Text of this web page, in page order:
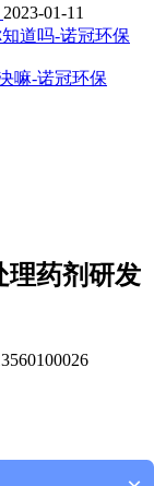
2023-01-11
道吗-诺冠环保
嘛-诺冠环保
理药剂研发